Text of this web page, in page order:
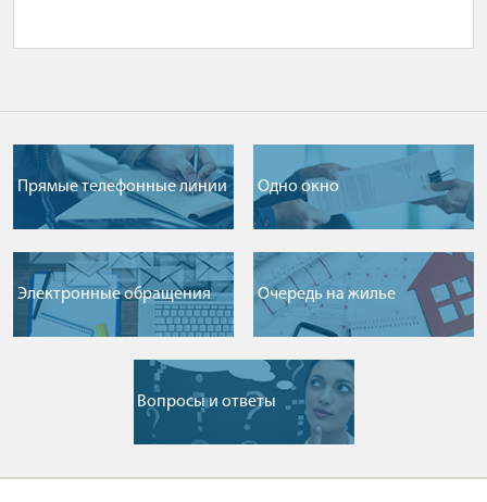
Прямые телефонные линии Одно окно
Электронные обращения Очередь на жилье
Вопросы и ответы